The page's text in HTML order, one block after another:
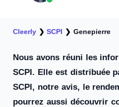
Cleerly ❯SCPI ❯ Genepierre
Nous avons réuni les
SCPI. Elle est distribuée
SCPI, notre avis, le
pourrez aussi découvrir